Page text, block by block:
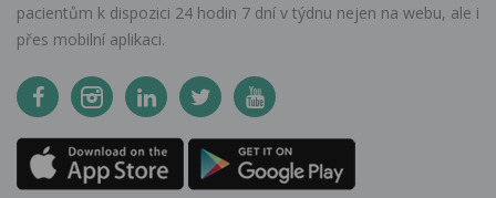
pacientům k dispozici 24 hodin 7 dní v týdnu nejen na webu, ale i
přes mobilní aplikaci.